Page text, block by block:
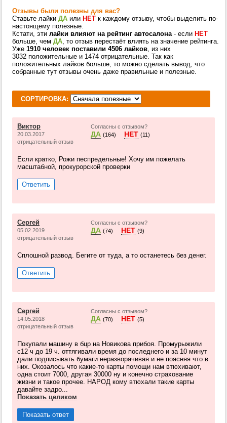
Отзывы были полезны для вас?
Ставьте лайки ДА или НЕТ к каждому отзыву, чтобы выделить по-
настоящему полезные.
Кстати, эти лайки влияют на рейтинг автосалона- если НЕТ
больше, чем ДА, то отзыв перестаёт влиять на значение рейтинга.
Уже 1910 человек поставили 4506 лайков, из них
3032 положительные и 1474 отрицательные. Так как
положительных лайков больше, то можно сделать вывод, что
собранные тут отзывы очень даже правильные и полезные.
СОРТИРОВКА:
Виктор
20.03.2017
отрицательный отзыв
Согласны с отзывом?
ДА (164) НЕТ (11)
Если кратко, Рожи песпредельные! Хочу им пожелать
масштабной, прокурорской проверки
Ответить
Сергей
05.02.2019
отрицательный отзыв
Согласны с отзывом?
ДА (74) НЕТ (9)
Сплошной развод. Бегите от туда, а то останетесь без денег.
Ответить
Сергей
14.05.2018
отрицательный отзыв
Согласны с отзывом?
ДА (70) НЕТ (5)
Покупали машину в бцр на Новикова прибоя. Промурыжили
с12 ч до 19 ч. оттягивали время до последнего и за 10 минут
дали подписывать бумаги неразворачивая и не поясняя что в
них. Окозалось что какие-то карты помощи нам втюхивают,
одна стоит 7000, другая 30000 ну и конечно страхование
жизни и такое прочее. НАРОД кому втюхали такие карты
давайте задро...
Показать целиком
Показать ответ